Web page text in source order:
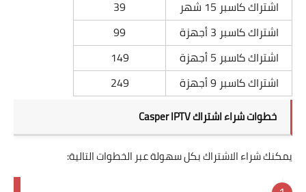
اشتراك كاسبر 15 شهر
39
اشتراك كاسبر 3 أجهزة
99
اشتراك كاسبر 5 أجهزة
149
اشتراك كاسبر 9 أجهزة
249
خطوات شراء اشتراك Casper IPTV
يمكنك شراء الاشتراك بكل سهولة عبر الخطوات التالية: